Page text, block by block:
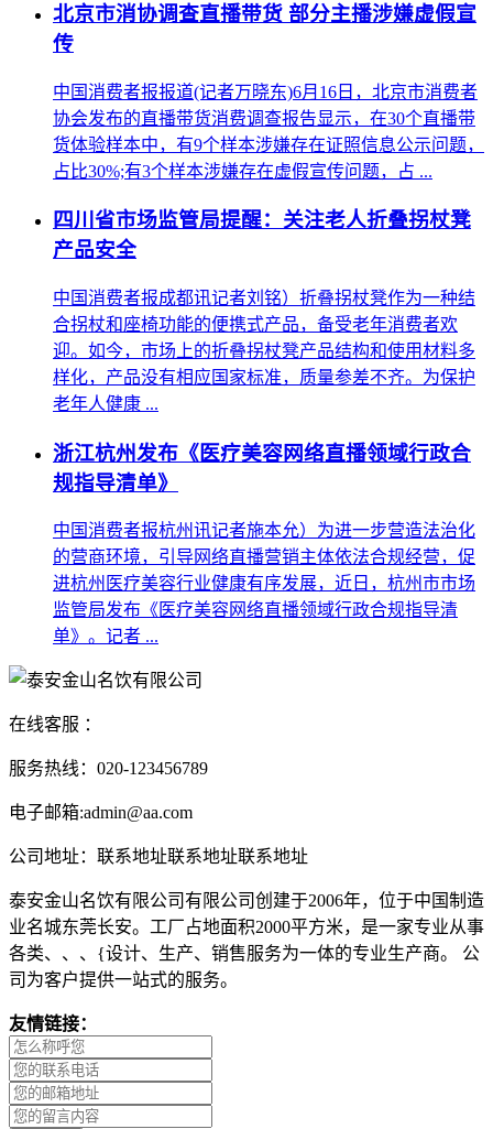
北京市消协调查直播带货 部分主播涉嫌虚假宣
传
中国消费者报报道(记者万晓东)6月16日，北京市消费者
协会发布的直播带货消费调查报告显示，在30个直播带
货体验样本中，有9个样本涉嫌存在证照信息公示问题，
占比30%;有3个样本涉嫌存在虚假宣传问题，占 ...
四川省市场监管局提醒：关注老人折叠拐杖凳
产品安全
中国消费者报成都讯记者刘铭）折叠拐杖凳作为一种结
合拐杖和座椅功能的便携式产品，备受老年消费者欢
迎。如今，市场上的折叠拐杖凳产品结构和使用材料多
样化，产品没有相应国家标准，质量参差不齐。为保护
老年人健康 ...
浙江杭州发布《医疗美容网络直播领域行政合
规指导清单》
中国消费者报杭州讯记者施本允）为进一步营造法治化
的营商环境，引导网络直播营销主体依法合规经营，促
进杭州医疗美容行业健康有序发展，近日，杭州市市场
监管局发布《医疗美容网络直播领域行政合规指导清
单》。记者 ...
在线客服 ：
服务热线：020-123456789
电子邮箱:admin@aa.com
公司地址：联系地址联系地址联系地址
泰安金山名饮有限公司有限公司创建于2006年，位于中国制造
业名城东莞长安。工厂占地面积2000平方米，是一家专业从事
各类、、、{设计、生产、销售服务为一体的专业生产商。 公
司为客户提供一站式的服务。
友情链接：